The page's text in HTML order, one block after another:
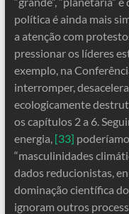
política é ainda mais
a atenção com
pressionar os líderes
exemplo, na
interromper,
ecologicamente
os capítulos 2 a 6.
energia, [33]
“masculinidades
dados reducionistas,
dominação científica
ignoram outros